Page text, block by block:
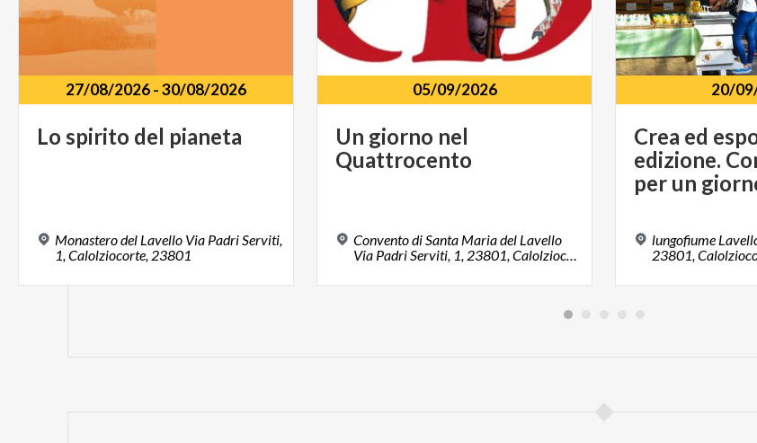
27/08/2026-30/08/2026
Lo spirito del pianeta
Monastero del Lavello Via Padri Serviti,
1, Calolziocorte, 23801
05/09/2026
Un giorno nel
Quattrocento
Convento di Santa Maria del Lavello
Via Padri Serviti, 1, 23801, Calolziocorte, LC
20/
Crea ed
edizione.
lungofiume
23801,